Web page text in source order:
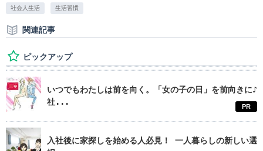
社会人生活 生活習慣
関連記事
ピックアップ
いつでもわたしは前を向く。「女の子の日」を前向きに♪
社...
PR
入社後に家探しを始める人必見！ 一人暮らしの新しい選